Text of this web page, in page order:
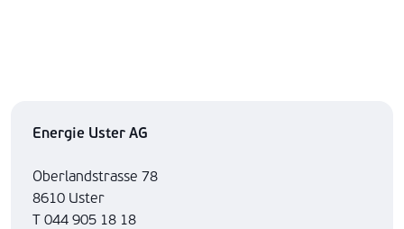
Energie Uster AG
Oberlandstrasse 78
8610 Uster
T 044 905 18 18